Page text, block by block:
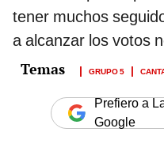
tener muchos
a alcanzar los votos
GRUPO 5
Prefiero a
Google